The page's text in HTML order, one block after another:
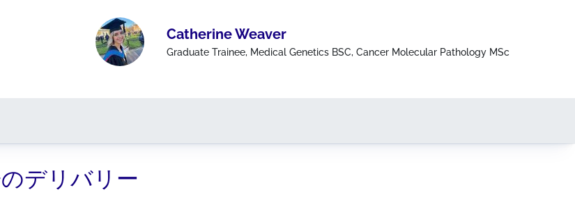
Catherine Weaver
Graduate Trainee, Medical Genetics BSC, Cancer Molecular Pathology MSc
デリバリー